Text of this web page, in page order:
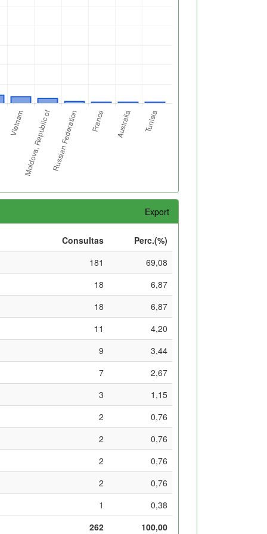
Export
Consultas
Perc.(%)
181
69,08
18
6,87
18
6,87
11
4,20
9
3,44
7
2,67
3
1,15
2
0,76
2
0,76
2
0,76
2
0,76
1
0,38
262
100,00